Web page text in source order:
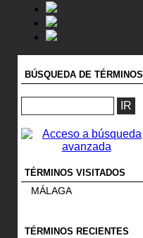
BÚSQUEDA DE TÉRMINOS
TÉRMINOS VISITADOS
MÁLAGA
TÉRMINOS RECIENTES